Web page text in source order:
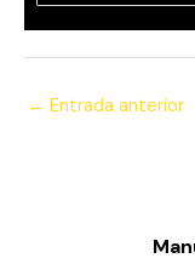
← Entrada anterior